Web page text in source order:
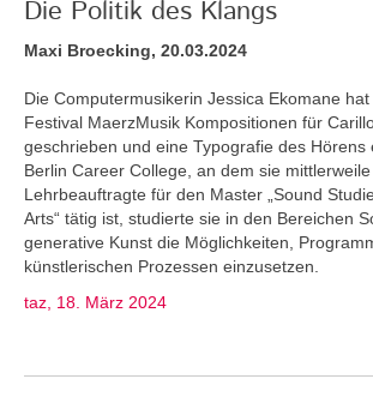
Die Politik des Klangs
Maxi Broecking, 20.03.2024
Die Computermusikerin Jessica Ekomane
Festival MaerzMusik Kompositionen für
geschrieben und eine Typografie des Hörens
Berlin Career College, an dem sie
Lehrbeauftragte für den Master „Sound
Arts“ tätig ist, studierte sie in den Bereichen
generative Kunst die Möglichkeiten,
künstlerischen Prozessen einzusetzen.
taz, 18. März 2024